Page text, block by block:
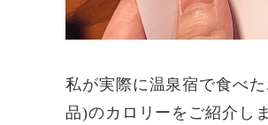
私が実際に温泉宿で食べ
品)のカロリーをご紹介し